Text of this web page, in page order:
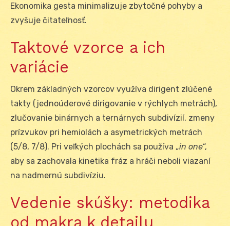
Ekonomika gesta minimalizuje zbytočné pohyby a
zvyšuje čitateľnosť.
Taktové vzorce a ich
variácie
Okrem základných vzorcov využíva dirigent zlúčené
takty (jednoúderové dirigovanie v rýchlych metrách),
zlučovanie binárnych a ternárnych subdivízií, zmeny
prízvukov pri hemiolách a asymetrických metrách
(5/8, 7/8). Pri veľkých plochách sa používa „in one“,
aby sa zachovala kinetika fráz a hráči neboli viazaní
na nadmernú subdivíziu.
Vedenie skúšky: metodika
od makra k detailu